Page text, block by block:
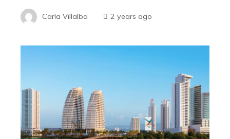
Carla Villalba 2 years ago